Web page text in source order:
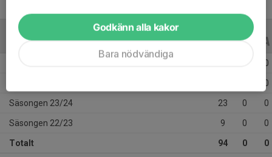
ALLA SERIER ALLA ÅR
0
0
Säsongen 23/24 23 0 0
Säsongen 22/23 9 0 0
Totalt 94 0 0
Godkänn alla kakor
Bara nödvändiga